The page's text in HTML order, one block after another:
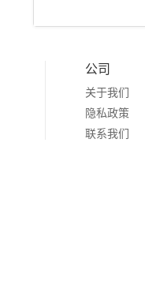
公司
关于我们
隐私政策
联系我们